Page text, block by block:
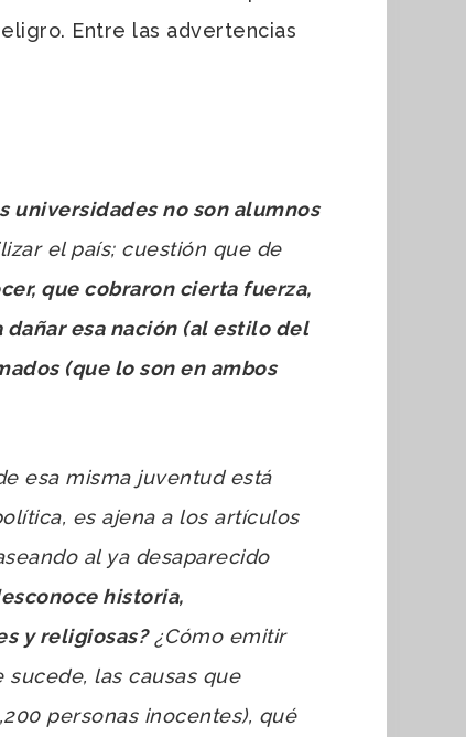
Entre las advertencias
universidades no son alumnos
el país; cuestión que de
que cobraron cierta fuerza,
dañar esa nación (al estilo del
(que lo son en ambos
esa misma juventud está
es ajena a los artículos
al ya desaparecido
historia,
y religiosas?¿Cómo emitir
las causas que
personas inocentes), qué